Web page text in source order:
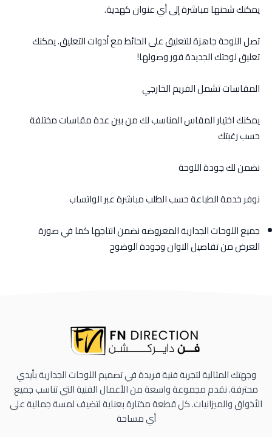
يمكنك شحنها مباشرة إلى أي عنوان كهدية.
تصل اللوحة جاهزة للتعليق على الحائط مع أدوات التعليق. يمكنك
تعليق لوحتك الجديدة فور وصولها!
المقاسات تشمل الفريم الخارجي
يمكنك اختيار المقاس المناسب لك من بين عدة مقاسات مختلفة
حسب رغبتك
نضمن لك جودة اللوحة
نوفر خدمة الطباعة حسب الطلب مباشرة عبر الواتساب
جميع اللوحات الجدارية المعروضه نضمن انتاجها كما في صورة
العرض من تفاصيل الاوان وجودة الوضوح
وجهتك المثالية لتجربة فنية فريدة في تصميم اللوحات الجدارية بأيدي
محترفة. نقدم مجموعة واسعة من الأعمال الفنية التي تناسب جميع
الأذواق والميزانيات. كل قطعة مختارة بعناية لتضيف لمسة جمالية على
أي مساحة